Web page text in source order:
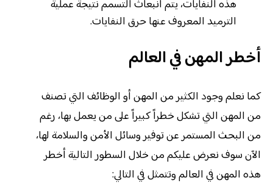
هذه النفايات، يتم انبعاث التسمم نتيجة عملية
الترميد المعروف عنها حرق النفايات.
أخطر المهن في العالم
كما نعلم وجود الكثير من المهن أو الوظائف التي تصنف
من المهن التي تشكل خطراً كبيراً على من يعمل بها، رغم
من البحث المستمر عن توفير وسائل الأمن والسلامة لها،
الآن سوف نعرض عليكم من خلال السطور التالية أخطر
هذه المهن في العالم وتتمثل في التالي: